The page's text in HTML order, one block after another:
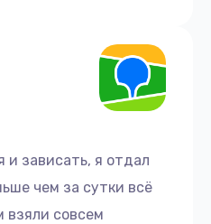
и зависать, я отдал
чем за сутки всё
взяли совсем